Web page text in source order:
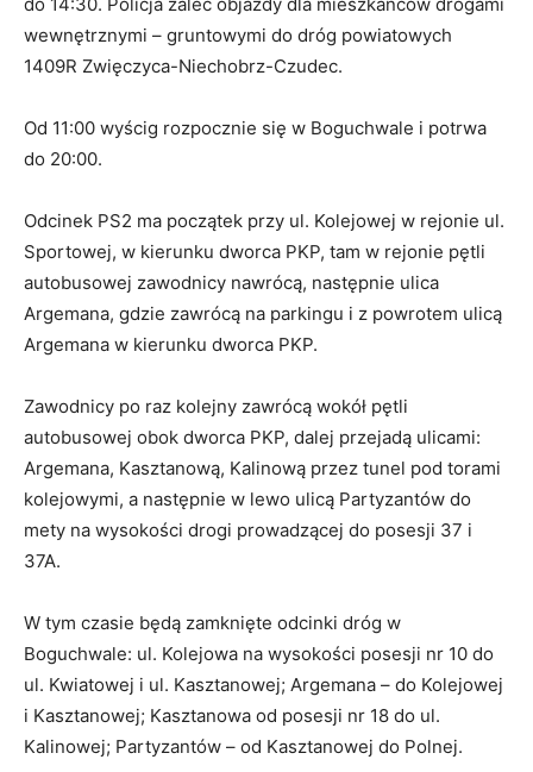
wewnętrznymi – gruntowymi do dróg powiatowych
1409R Zwięczyca-Niechobrz-Czudec.
Od 11:00 wyścig rozpocznie się w Boguchwale i potrwa
do 20:00.
Odcinek PS2 ma początek przy ul. Kolejowej w rejonie ul.
Sportowej, w kierunku dworca PKP, tam w rejonie pętli
autobusowej zawodnicy nawrócą, następnie ulica
Argemana, gdzie zawrócą na parkingu i z powrotem ulicą
Argemana w kierunku dworca PKP.
Zawodnicy po raz kolejny zawrócą wokół pętli
autobusowej obok dworca PKP, dalej przejadą ulicami:
Argemana, Kasztanową, Kalinową przez tunel pod torami
kolejowymi, a następnie w lewo ulicą Partyzantów do
mety na wysokości drogi prowadzącej do posesji 37 i
37A.
W tym czasie będą zamknięte odcinki dróg w
Boguchwale: ul. Kolejowa na wysokości posesji nr 10 do
ul. Kwiatowej i ul. Kasztanowej; Argemana – do Kolejowej
i Kasztanowej; Kasztanowa od posesji nr 18 do ul.
Kalinowej; Partyzantów – od Kasztanowej do Polnej.